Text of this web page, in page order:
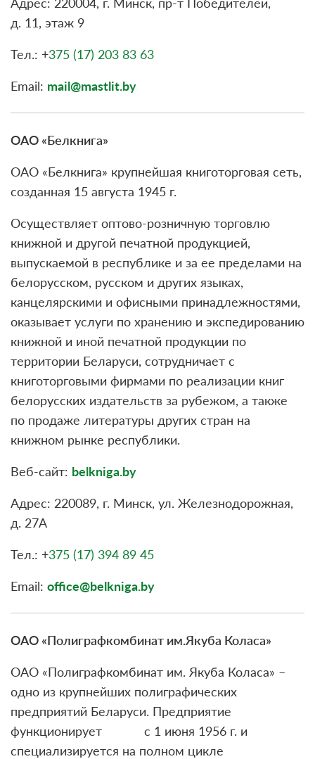
д. 11, этаж 9
Тел.: +375 (17) 203 83 63
Email: mail@mastlit.by
ОАО «Белкнига»
ОАО «Белкнига» крупнейшая книготорговая сеть,
созданная 15 августа 1945 г.
Осуществляет оптово-розничную торговлю
книжной и другой печатной продукцией,
выпускаемой в республике и за ее пределами на
белорусском, русском и других языках,
канцелярскими и офисными принадлежностями,
оказывает услуги по хранению и экспедированию
книжной и иной печатной продукции по
территории Беларуси, сотрудничает с
книготорговыми фирмами по реализации книг
белорусских издательств за рубежом, а также
по продаже литературы других стран на
книжном рынке республики.
Веб-сайт: belkniga.by
Адрес: 220089, г. Минск, ул. Железнодорожная,
д. 27А
Тел.: +375 (17) 394 89 45
Email: office@belkniga.by
ОАО «Полиграфкомбинат им.Якуба Коласа»
ОАО «Полиграфкомбинат им. Якуба Коласа» –
одно из крупнейших полиграфических
предприятий Беларуси. Предприятие
функционирует с 1 июня 1956 г. и
специализируется на полном цикле